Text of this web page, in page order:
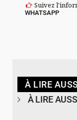
Suivez
WHATSAPP
À LIRE
À LIRE